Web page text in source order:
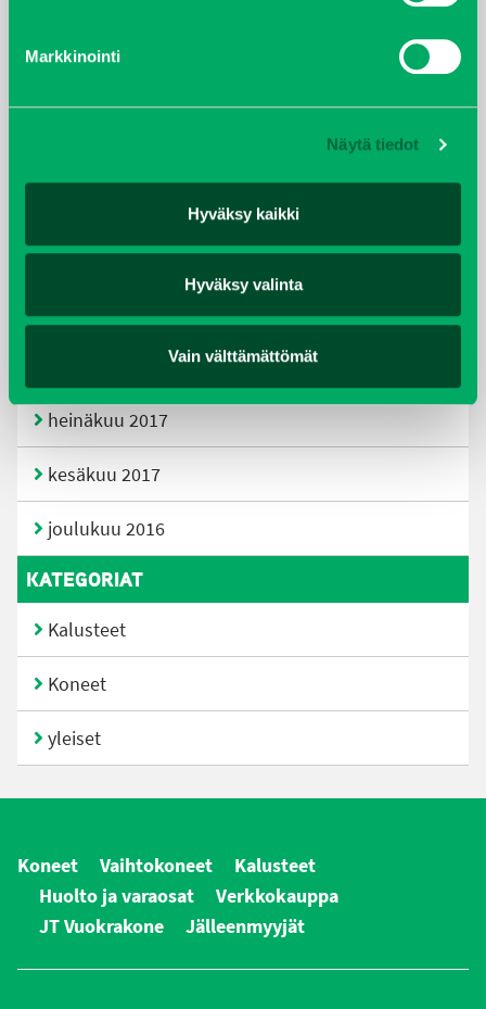
Markkinointi
Näytä tiedot
Hyväksy kaikki
Hyväksy valinta
Vain välttämättömät
elokuu 2018
tammikuu 2018
heinäkuu 2017
kesäkuu 2017
joulukuu 2016
KATEGORIAT
Kalusteet
Koneet
yleiset
Koneet Vaihtokoneet
Kalusteet
Huolto ja varaosat
Verkkokauppa
JT Vuokrakone
Jälleenmyyjät